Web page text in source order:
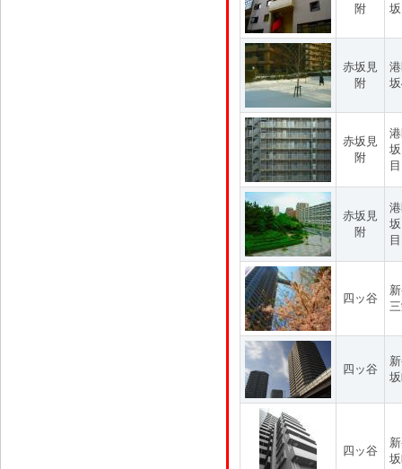
附
赤坂見
附
赤坂見
附
目
赤坂見
附
目
四ッ谷
四ッ谷
四ッ谷